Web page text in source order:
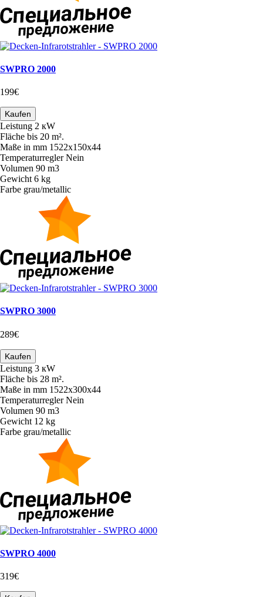
SWPRO 2000
199€
Kaufen
Leistung 2 кW
Fläche bis 20 m².
Maße in mm 1522х150х44
Temperaturregler Nein
Volumen 90 m3
Gewicht 6 kg
Farbe grau/metallic
SWPRO 3000
289€
Kaufen
Leistung 3 кW
Fläche bis 28 m².
Maße in mm 1522х300х44
Temperaturregler Nein
Volumen 90 m3
Gewicht 12 kg
Farbe grau/metallic
SWPRO 4000
319€